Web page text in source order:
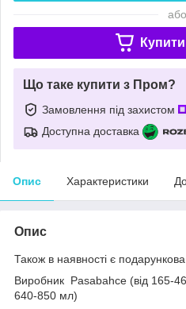
або
Що таке купити з Пром?
Замовлення під захистом
Доступна доставка
Опис Характеристики
Опис
Також в наявності є
Виробник Pasabahce (від 165-
640-850 мл)